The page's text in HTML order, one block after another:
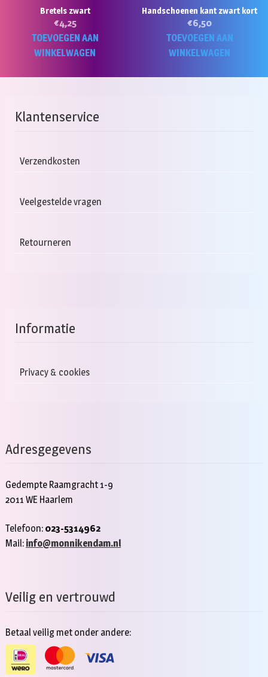
Bretels zwart
€4,25
TOEVOEGEN AAN
WINKELWAGEN
Handschoenen kant zwart kort
€6,50
TOEVOEGEN AAN
WINKELWAGEN
Klantenservice
Verzendkosten
Veelgestelde vragen
Retourneren
Informatie
Privacy & cookies
Adresgegevens
Gedempte Raamgracht 1-9
2011 WE Haarlem
Telefoon: 023-5314962
Mail: info@monnikendam.nl
Veilig en vertrouwd
Betaal veilig met onder andere: